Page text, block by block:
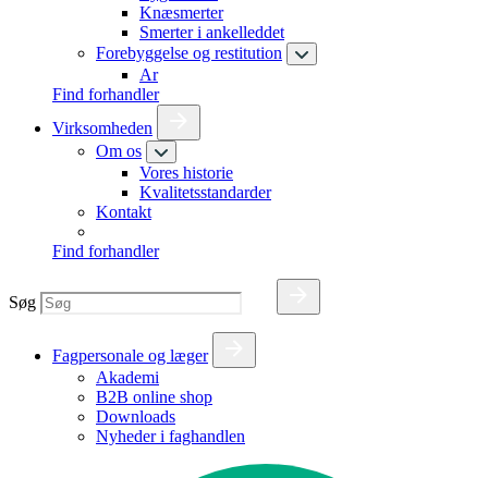
Knæsmerter
Smerter i ankelleddet
Forebyggelse og restitution
Ar
Find forhandler
Virksomheden
Om os
Vores historie
Kvalitetsstandarder
Kontakt
Find forhandler
Søg
Fagpersonale og læger
Akademi
B2B online shop
Downloads
Nyheder i faghandlen